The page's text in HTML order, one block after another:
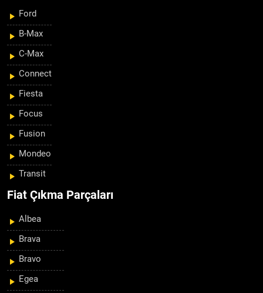
Ford
B-Max
C-Max
Connect
Fiesta
Focus
Fusion
Mondeo
Transit
Fiat Çıkma Parçaları
Albea
Brava
Bravo
Egea